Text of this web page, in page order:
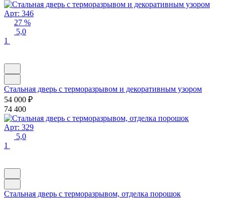
Арт: 346
27 %
5,0
1
Стальная дверь с терморазрывом и декоративным узором
54 000 ₽
74 400
Арт: 329
5,0
1
Стальная дверь с терморазрывом, отделка порошок